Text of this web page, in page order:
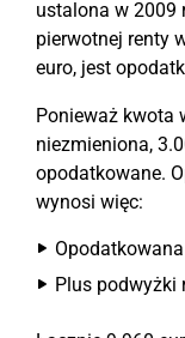
ustalona w 2009
pierwotnej renty
euro, jest
Ponieważ kwota
niezmieniona,
opodatkowane.
wynosi więc:
Plus podwyżki